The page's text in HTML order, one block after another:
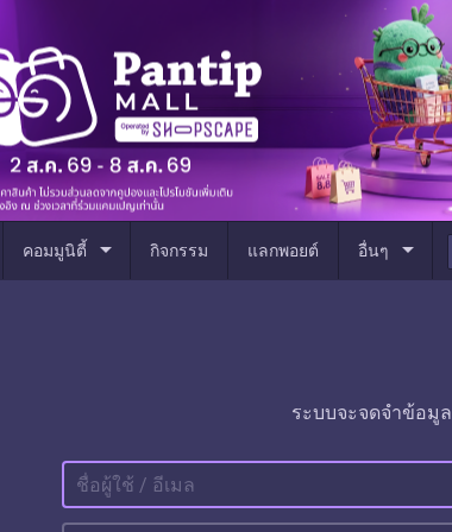
คอมมูนิตี้ arrow_drop_down กิจกรรม แลกพอยต์ อื่นๆ arrow_drop_down
ระบบจะจดจำข้อมู